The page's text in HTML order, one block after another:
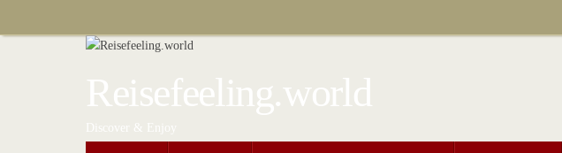
Reisefeeling.world
Discover & Enjoy